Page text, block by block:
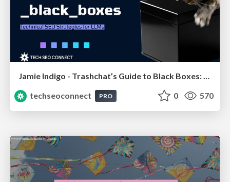
techseoconnect
PRO 0 570